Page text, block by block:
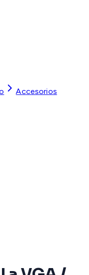
Accesorios